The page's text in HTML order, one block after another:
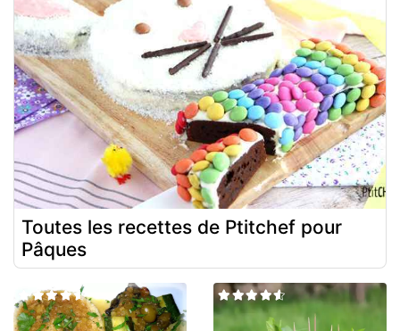
Toutes les recettes de Ptitchef pour
Pâques